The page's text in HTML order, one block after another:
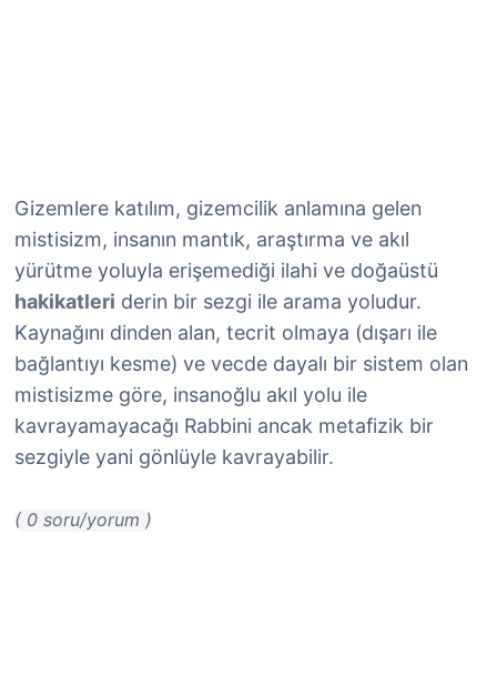
Gizemlere katılım, gizemcilik anlamına gelen
mistisizm, insanın mantık, araştırma ve akıl
yürütme yoluyla erişemediği ilahi ve doğaüstü
hakikatleri derin bir sezgi ile arama yoludur.
Kaynağını dinden alan, tecrit olmaya (dışarı ile
bağlantıyı kesme) ve vecde dayalı bir sistem olan
mistisizme göre, insanoğlu akıl yolu ile
kavrayamayacağı Rabbini ancak metafizik bir
sezgiyle yani gönlüyle kavrayabilir.
( 0 soru/yorum )